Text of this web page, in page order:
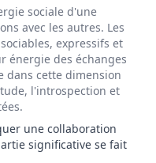
sociale d'une
avec les autres. Les
expressifs et
énergie des échanges
dans cette dimension
l'introspection et
une collaboration
significative se fait